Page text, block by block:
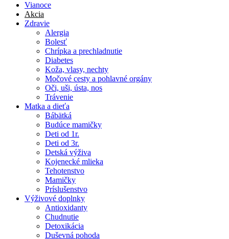
Vianoce
Akcia
Zdravie
Alergia
Bolesť
Chrípka a prechladnutie
Diabetes
Koža, vlasy, nechty
Močové cesty a pohlavné orgány
Oči, uši, ústa, nos
Trávenie
Matka a dieťa
Bábätká
Budúce mamičky
Deti od 1r.
Deti od 3r.
Detská výživa
Kojenecké mlieka
Tehotenstvo
Mamičky
Príslušenstvo
Výživové doplnky
Antioxidanty
Chudnutie
Detoxikácia
Duševná pohoda